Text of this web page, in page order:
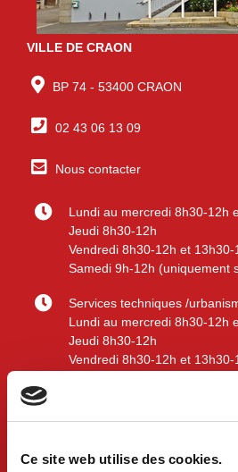
Ce site web utilise des cookies.
VILLE DE CRAON
BP 74 - 53400 CRAON
02 43 06 13 09
Nous contacter
Lundi au mercredi 8h30-12h
Jeudi 8h30-12h
Vendredi 8h30-12h et 13h30-
Samedi 9h-12h (uniquement
Services techniques /
Lundi au mercredi 8h30-12h
Jeudi 8h30-12h
Vendredi 8h30-12h et 13h30-
Liens utiles